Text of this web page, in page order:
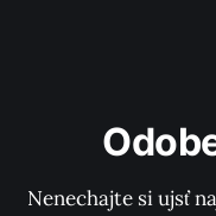
Nenechajte si ujsť